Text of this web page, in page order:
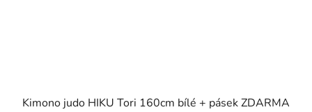
Kimono judo HIKU Tori 160cm bílé + pásek ZDARMA